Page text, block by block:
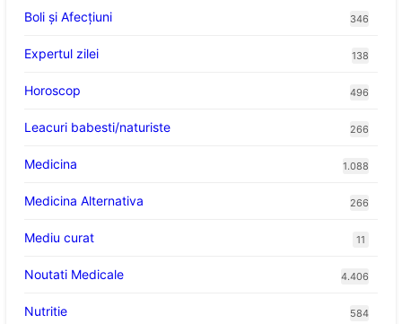
Boli și Afecțiuni 346
Expertul zilei 138
Horoscop 496
Leacuri babesti/naturiste 266
Medicina 1.088
Medicina Alternativa 266
Mediu curat 11
Noutati Medicale 4.406
Nutritie 584